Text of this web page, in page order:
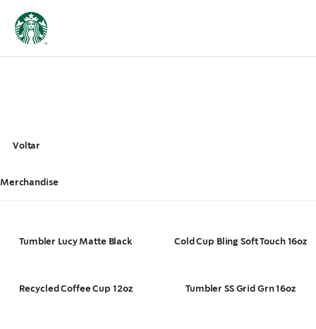
Voltar
Merchandise
Tumbler Lucy Matte Black Cold Cup Bling Soft Touch 16oz
Recycled Coffee Cup 12oz Tumbler SS Grid Grn 16oz